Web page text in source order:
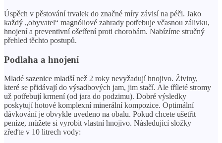
Úspěch v pěstování trvalek do značné míry závisí na péči. Jako
každý „obyvatel“ magnóliové zahrady potřebuje včasnou zálivku,
hnojení a preventivní ošetření proti chorobám. Nabízíme stručný
přehled těchto postupů.
Podlaha a hnojení
Mladé sazenice mladší než 2 roky nevyžadují hnojivo. Živiny,
které se přidávají do výsadbových jam, jim stačí. Ale tříleté stromy
už potřebují krmení (od jara do podzimu). Dobré výsledky
poskytují hotové komplexní minerální kompozice. Optimální
dávkování je obvykle uvedeno na obalu. Pokud chcete ušetřit
peníze, můžete si vyrobit vlastní hnojivo. Následující složky
zřeďte v 10 litrech vody: